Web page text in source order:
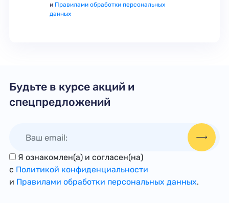
и Правилами обработки персональных
данных
Будьте в курсе акций и
спецпредложений
Я ознакомлен(а) и согласен(на)
с Политикой конфиденциальности
и Правилами обработки персональных данных.